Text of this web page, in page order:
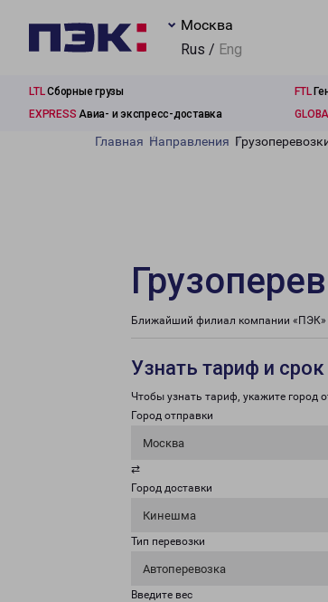
Москва
Rus / Eng
LTLСборные грузы FTL
EXPRESS Авиа- и экспресс-доставка
Главная Направления
Ближайший филиал компании «ПЭК»
Узнать тариф и
Чтобы узнать тариф, укажите город
Город отправки
Москва
⇄
Город доставки
Кинешма
Тип перевозки
Автоперевозка
Введите вес